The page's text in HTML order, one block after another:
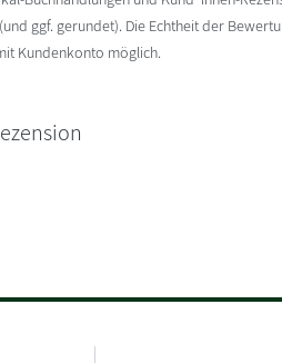
ggf. gerundet). Die Echtheit der
Kundenkonto möglich.